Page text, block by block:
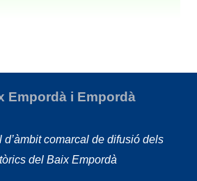
Empordà i Empordà
comarcal de difusió dels
del Baix Empordà